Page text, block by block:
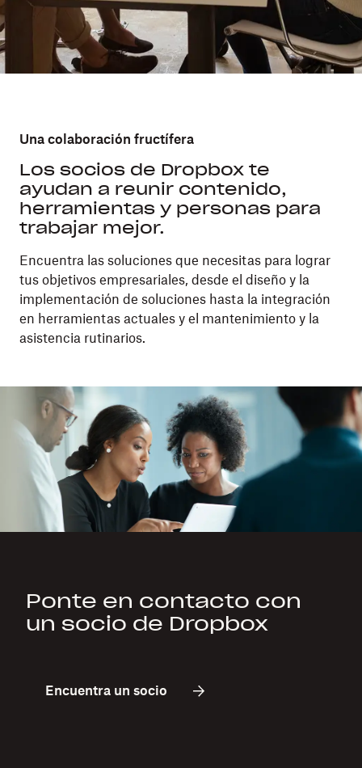
Una colaboración fructífera
Los socios de Dropbox te
ayudan a reunir contenido,
herramientas y personas para
trabajar mejor.
Encuentra las soluciones que necesitas para lograr
tus objetivos empresariales, desde el diseño y la
implementación de soluciones hasta la integración
en herramientas actuales y el mantenimiento y la
asistencia rutinarios.
Ponte en contacto con
un socio de Dropbox
Encuentra un socio